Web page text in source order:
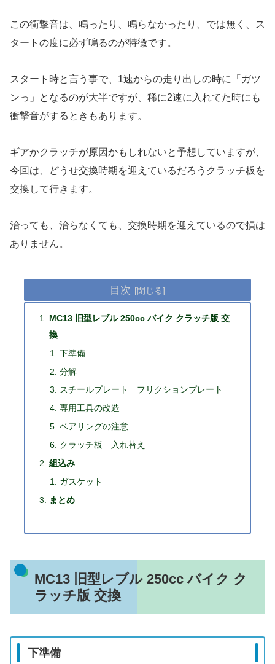
この衝撃音は、鳴ったり、鳴らなかったり、では無く、ス
タートの度に必ず鳴るのが特徴です。
スタート時と言う事で、1速からの走り出しの時に「ガツ
ンっ」となるのが大半ですが、稀に2速に入れてた時にも
衝撃音がするときもあります。
ギアかクラッチが原因かもしれないと予想していますが、
今回は、どうせ交換時期を迎えているだろうクラッチ板を
交換して行きます。
治っても、治らなくても、交換時期を迎えているので損は
ありません。
目次
MC13 旧型レブル 250cc バイク クラッチ版 交
換
下準備
分解
スチールプレート フリクションプレート
専用工具の改造
ベアリングの注意
クラッチ板 入れ替え
組込み
ガスケット
まとめ
MC13 旧型レブル 250cc バイク ク
ラッチ版 交換
下準備